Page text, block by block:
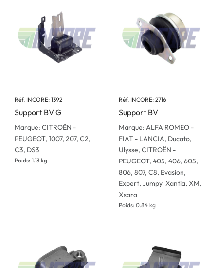
Réf. INCORE: 1392
Support BV G
Marque: CITROËN -
PEUGEOT, 1007, 207, C2,
C3, DS3
Poids: 1.13 kg
Réf. INCORE: 2716
Support BV
Marque: ALFA ROMEO -
FIAT - LANCIA, Ducato,
Ulysse, CITROËN -
PEUGEOT, 405, 406, 605,
806, 807, C8, Evasion,
Expert, Jumpy, Xantia, XM,
Xsara
Poids: 0.84 kg